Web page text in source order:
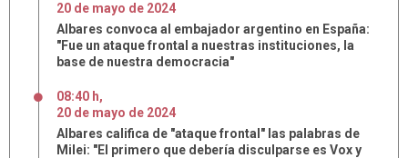
20 de mayo de 2024
Albares convoca al embajador argentino en España:
"Fue un ataque frontal a nuestras instituciones, la
base de nuestra democracia"
08:40 h,
20 de mayo de 2024
Albares califica de "ataque frontal" las palabras de
Milei: "El primero que debería disculparse es Vox y